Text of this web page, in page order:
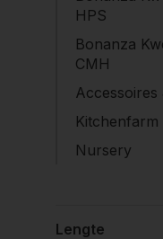
HPS
Bonanza
CMH
Accessoires
Kitchenfarm
Nursery
Lengte